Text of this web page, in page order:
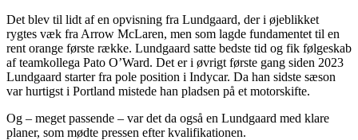
Det blev til lidt af en opvisning fra Lundgaard, der i øjeblikket
rygtes væk fra Arrow McLaren, men som lagde fundamentet til en
rent orange første række. Lundgaard satte bedste tid og fik følgeskab
af teamkollega Pato O’Ward. Det er i øvrigt første gang siden 2023
Lundgaard starter fra pole position i Indycar. Da han sidste sæson
var hurtigst i Portland mistede han pladsen på et motorskifte.
Og – meget passende – var det da også en Lundgaard med klare
planer, som mødte pressen efter kvalifikationen.